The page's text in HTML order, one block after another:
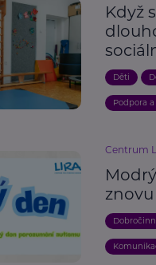
Když
Děti
Podpora
Centrum